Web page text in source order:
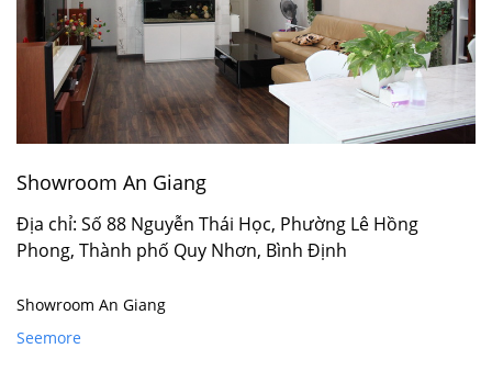
Showroom An Giang
Địa chỉ: Số 88 Nguyễn Thái Học, Phường Lê Hồng
Phong, Thành phố Quy Nhơn, Bình Định
Showroom An Giang
Seemore